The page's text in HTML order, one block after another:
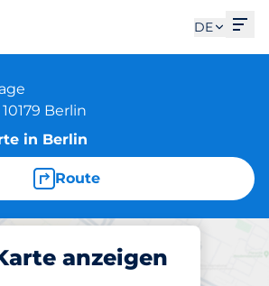
DE
Berlin
in Berlin
Route
anzeigen
Laden